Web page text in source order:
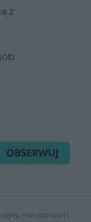
z
nie stanowi i